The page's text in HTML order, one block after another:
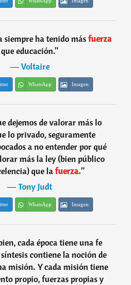
siempre ha tenido másfuerza
que educación.”
―Voltaire
WhatsApp Imagen
dejemos de valorar más lo
lo privado, seguramente
a no entender por qué
más la ley (bien público
que lafuerza.”
―Tony Judt
WhatsApp Imagen
cada época tiene una fe
contiene la noción de
misión. Y cada misión tiene
propio, fuerzas propias y